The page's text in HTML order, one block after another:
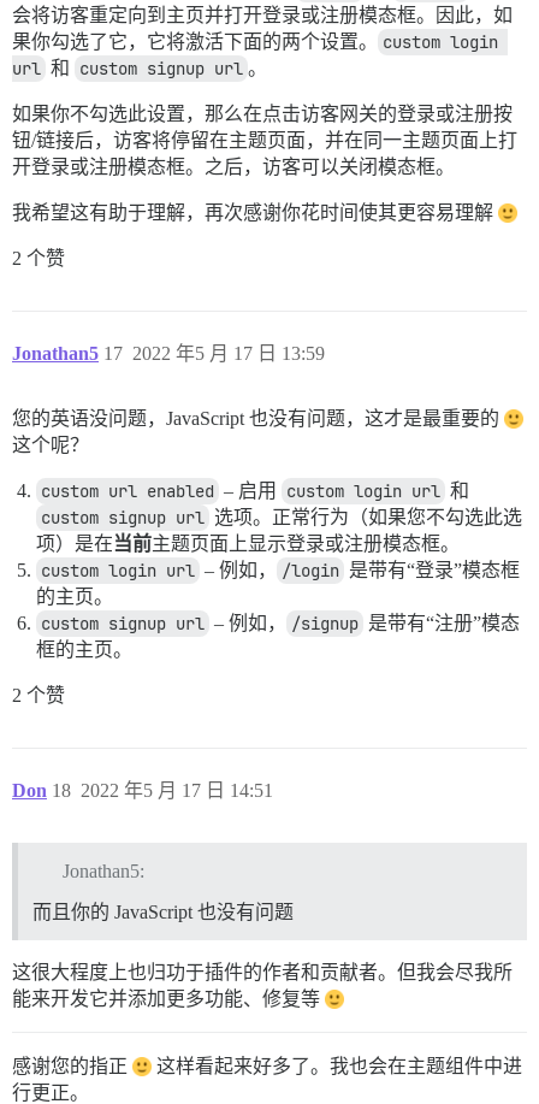
会将访客重定向到主页并打开登录或注册模态框。因此，如
果你勾选了它，它将激活下面的两个设置。
custom login
url 和 custom signup url 。
如果你不勾选此设置，那么在点击访客网关的登录或注册按
钮/链接后，访客将停留在主题页面，并在同一主题页面上打
开登录或注册模态框。之后，访客可以关闭模态框。
我希望这有助于理解，再次感谢你花时间使其更容易理解
2 个赞
Jonathan5 2022 年5 月 17 日 13:59
17
您的英语没问题，JavaScript 也没有问题，这才是最重要的
这个呢？
custom url enabled – 启用 custom login url 和
custom signup url 选项。正常行为（如果您不勾选此选
项）是在当前主题页面上显示登录或注册模态框。
custom login url – 例如， /login 是带有“登录”模态框
的主页。
custom signup url – 例如， /signup 是带有“注册”模态
框的主页。
2 个赞
Don 2022 年5 月 17 日 14:51
18
Jonathan5:
而且你的 JavaScript 也没有问题
这很大程度上也归功于插件的作者和贡献者。但我会尽我所
能来开发它并添加更多功能、修复等
感谢您的指正
这样看起来好多了。我也会在主题组件中进
行更正。